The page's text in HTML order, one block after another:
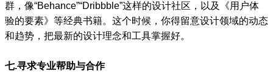
群，像“Behance”“Dribbble”这样的设计社区，以及《用户体
验的要素》等经典书籍。这个时候，你得留意设计领域的动态
和趋势，把最新的设计理念和工具掌握好。
七.寻求专业帮助与合作